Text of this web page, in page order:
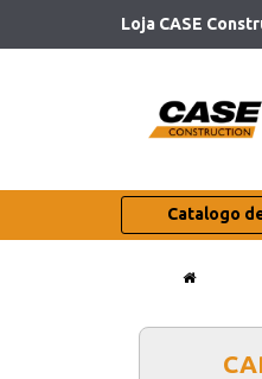
Loja CASE
Catalogo